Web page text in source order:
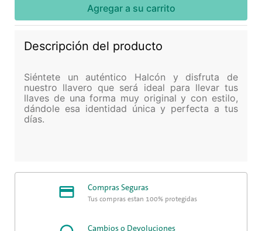
Agregar a su carrito
Descripción del producto
Siéntete un auténtico Halcón y disfruta de
nuestro llavero que será ideal para llevar tus
llaves de una forma muy original y con estilo,
dándole esa identidad única y perfecta a tus
días.
Compras Seguras
Tus compras están 100% protegidas
Cambios o Devoluciones